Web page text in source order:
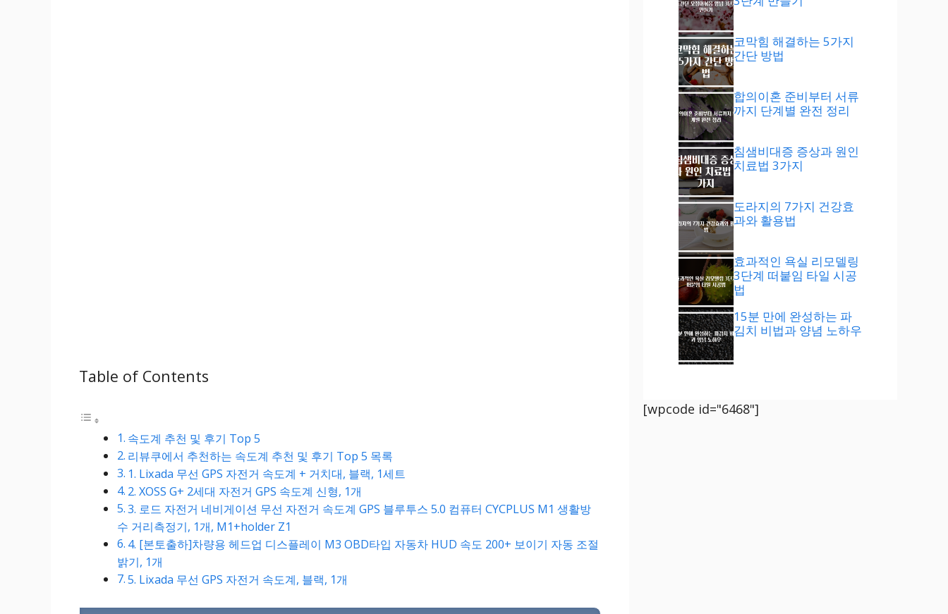
Table of Contents
속도계 추천 및 후기 Top 5
리뷰쿠에서 추천하는 속도계 추천 및 후기 Top 5 목록
1. Lixada 무선 GPS 자전거 속도계 + 거치대, 블랙, 1세트
2. XOSS G+ 2세대 자전거 GPS 속도계 신형, 1개
3. 로드 자전거 네비게이션 무선 자전거 속도계 GPS 블루투스 5.0 컴퓨터 CYCPLUS M1 생활방
수 거리측정기, 1개, M1+holder Z1
4. [본토출하]차량용 헤드업 디스플레이 M3 OBD타입 자동차 HUD 속도 200+ 보이기 자동 조절
밝기, 1개
5. Lixada 무선 GPS 자전거 속도계, 블랙, 1개
코막힘 해결하는 5가지
간단 방법
합의이혼 준비부터 서류
까지 단계별 완전 정리
침샘비대증 증상과 원인
치료법 3가지
도라지의 7가지 건강효
과와 활용법
효과적인 욕실 리모델링
3단계 떠붙임 타일 시공
법
15분 만에 완성하는 파
김치 비법과 양념 노하우
[wpcode id="6468"]